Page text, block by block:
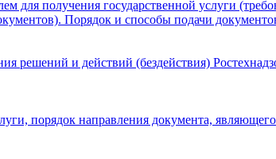
для получения государственной услуги
Порядок и способы подачи
решений и действий (бездействия)
порядок направления документа,